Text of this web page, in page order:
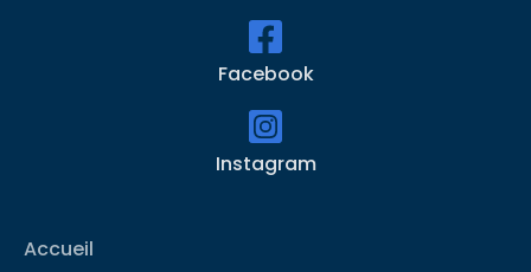
Facebook
Instagram
Accueil